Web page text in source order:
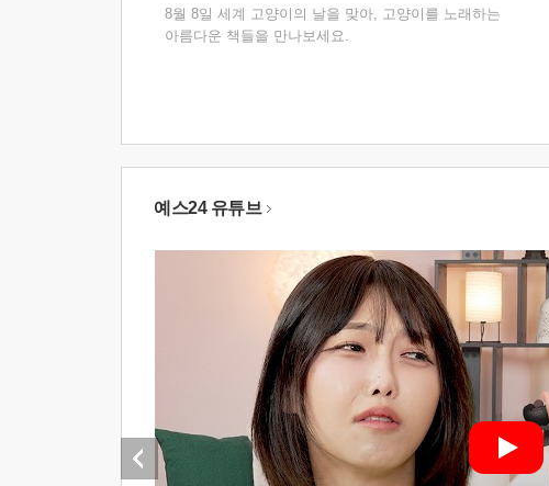
8월 8일 세계 고양이의 날을 맞아, 고양이를 노래하는
아름다운 책들을 만나보세요.
예스24 유튜브